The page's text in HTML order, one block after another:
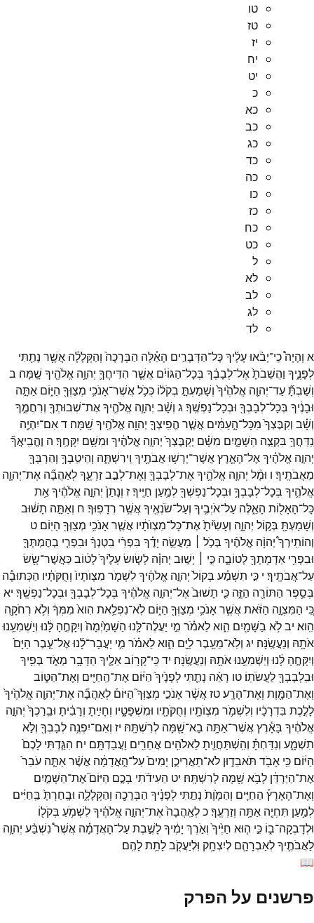
טו
טז
יז
יח
יט
כ
כא
כב
כג
כד
כה
כו
כז
כח
כט
ל
לא
לב
לג
לד
א וְהָיָה֩כִֽי־יָבֹ֨אוּעָלֶ֜יךָכָּל־הַדְּבָרִ֣ים הָאֵ֗לֶּה הַבְּרָכָה֙ וְהַקְּלָלָ֔ה אֲשֶׁ֥ר נָתַ֖תִּי
לְפָנֶ֑יךָ וַהֲשֵׁבֹתָ֙אֶל־לְבָבֶ֔ךָ בְּכָל־הַגּוֹיִ֔ם אֲשֶׁ֧ר הִדִּיחֲךָ֛ יְהוָ֥ה אֱלֹהֶ֖יךָ שָֽׁמָּה׃ ב
וְשַׁבְתָּ֞עַד־יְהוָ֤ה אֱלֹהֶ֙יךָ֙ וְשָׁמַעְתָּ֣ בְקֹל֔וֹ כְּכֹ֛לאֲשֶׁר־אָנֹכִ֥י מְצַוְּךָ֖ הַיּ֑וֹם אַתָּ֣ה
וּבָנֶ֔יךָ בְּכָל־לְבָבְךָ֖ וּבְכָל־נַפְשֶֽׁךָ׃ג וְשָׁ֨ב יְהוָ֧ה אֱלֹהֶ֛יךָאֶת־שְׁבוּתְךָ֖ וְרִחֲמֶ֑ךָ
וְשָׁ֗ב וְקִבֶּצְךָ֙ מִכָּל־הָ֣עַמִּ֔ים אֲשֶׁ֧ר הֱפִֽיצְךָ֛ יְהוָ֥ה אֱלֹהֶ֖יךָ שָֽׁמָּה׃ דאִם־יִהְיֶ֥ה
נִֽדַּחֲךָ֖ בִּקְצֵ֣ה הַשָּׁמָ֑יִם מִשָּׁ֗ם יְקַבֶּצְךָ֙ יְהוָ֣ה אֱלֹהֶ֔יךָ וּמִשָּׁ֖ם יִקָּחֶֽךָ׃ ה וֶהֱבִֽיאֲךָ֞
יְהוָ֣ה אֱלֹהֶ֗יךָאֶל־הָאָ֛רֶץאֲשֶׁר־יָרְשׁ֥וּאֲבֹתֶ֖יךָ וִֽירִשְׁתָּ֑הּ וְהֵיטִֽבְךָ֥ וְהִרְבְּךָ֖
מֵאֲבֹתֶֽיךָ׃ ו וּמָ֨ל יְהוָ֧ה אֱלֹהֶ֛יךָאֶת־לְבָבְךָ֖ וְאֶת־לְבַ֣בזַרְעֶ֑ךָלְאַהֲבָ֞ה אֶת־יְהוָ֧ה
אֱלֹהֶ֛יךָ בְּכָל־לְבָבְךָ֥ וּבְכָל־נַפְשְׁךָ֖לְמַ֥עַן חַיֶּֽיךָ׃ז וְנָתַן֙ יְהוָ֣ה אֱלֹהֶ֔יךָאֵ֥ת
כָּל־הָאָל֖וֹת הָאֵ֑לֶּה עַל־אֹיְבֶ֥יךָ וְעַל־שֹׂנְאֶ֖יךָאֲשֶׁ֥ר רְדָפֽוּךָ׃ ח וְאַתָּ֣ה תָשׁ֔וּב
וְשָׁמַעְתָּ֖ בְּק֣וֹל יְהוָ֑ה וְעָשִׂ֙יתָ֙אֶת־כָּל־מִצְוֺתָ֔יו אֲשֶׁ֛ראָנֹכִ֥י מְצַוְּךָ֖ הַיּֽוֹם׃ ט
וְהוֹתִֽירְךָ֩ יְהוָ֨ה אֱלֹהֶ֜יךָ בְּכֹ֣ל ׀ מַעֲשֵׂ֣ה יָדֶ֗ךָ בִּפְרִ֨י בִטְנְךָ֜ וּבִפְרִ֧י בְהֶמְתְּךָ֛
וּבִפְרִ֥י אַדְמָתְךָ֖לְטוֹבָ֑ה כִּ֣י ׀ יָשׁ֣וּב יְהוָ֗ה לָשׂ֤וּשׂעָלֶ֙יךָ֙לְט֔וֹבכַּאֲשֶׁר־שָׂ֖שׂ
עַל־אֲבֹתֶֽיךָ׃ י כִּ֣י תִשְׁמַ֗ע בְּקוֹל֙ יְהוָ֣ה אֱלֹהֶ֔יךָלִשְׁמֹ֤ר מִצְוֺתָיו֙ וְחֻקֹּתָ֔יו הַכְּתוּבָ֕ה
בְּסֵ֥פֶר הַתּוֹרָ֖ה הַזֶּ֑ה כִּ֤י תָשׁוּב֙אֶל־יְהוָ֣ה אֱלֹהֶ֔יךָ בְּכָל־לְבָבְךָ֖ וּבְכָל־נַפְשֶֽׁךָ׃ יא
כִּ֚י הַמִּצְוָ֣ה הַזֹּ֔אתאֲשֶׁ֛ראָנֹכִ֥י מְצַוְּךָ֖ הַיּ֑וֹם לֹֽא־נִפְלֵ֥את הִוא֙ מִמְּךָ֔ וְלֹ֥א רְחֹקָ֖ה
הִֽוא׃ יבלֹ֥א בַשָּׁמַ֖יִם הִ֑ואלֵאמֹ֗ר מִ֣י יַעֲלֶה־לָּ֤נוּ הַשָּׁמַ֙יְמָה֙ וְיִקָּחֶ֣הָ לָּ֔נוּ וְיַשְׁמִעֵ֥נוּ
אֹתָ֖הּ וְנַעֲשֶֽׂנָּה׃ יג וְלֹֽא־מֵעֵ֥בֶרלַיָּ֖ם הִ֑ואלֵאמֹ֗ר מִ֣י יַעֲבָר־לָ֜נוּאֶל־עֵ֤בֶר הַיָּם֙
וְיִקָּחֶ֣הָ לָּ֔נוּ וְיַשְׁמִעֵ֥נוּאֹתָ֖הּ וְנַעֲשֶֽׂנָּה׃ ידכִּֽי־קָר֥וֹבאֵלֶ֛יךָ הַדָּבָ֖ר מְאֹ֑ד בְּפִ֥יךָ
וּבִֽלְבָבְךָ֖לַעֲשֹׂתֽוֹ׃ טו רְאֵ֨ה נָתַ֤תִּי לְפָנֶ֙יךָ֙ הַיּ֔וֹם אֶת־הַֽחַיִּ֖ים וְאֶת־הַטּ֑וֹב
וְאֶת־הַמָּ֖וֶת וְאֶת־הָרָֽע׃טזאֲשֶׁ֨ראָנֹכִ֣י מְצַוְּךָ֮ הַיּוֹם֒ לְאַהֲבָ֞ה אֶת־יְהוָ֤ה אֱלֹהֶ֙יךָ֙
לָלֶ֣כֶת בִּדְרָכָ֔יו וְלִשְׁמֹ֛ר מִצְוֺתָ֥יו וְחֻקֹּתָ֖יו וּמִשְׁפָּטָ֑יו וְחָיִ֣יתָ וְרָבִ֔יתָ וּבֵֽרַכְךָ֙ יְהוָ֣ה
אֱלֹהֶ֔יךָ בָּאָ֕רֶץאֲשֶׁר־אַתָּ֥ה בָא־שָׁ֖מָּה לְרִשְׁתָּֽהּ׃ יז וְאִם־יִפְנֶ֥ה לְבָבְךָ֖ וְלֹ֣א
תִשְׁמָ֑ע וְנִדַּחְתָּ֗ וְהִֽשְׁתַּחֲוִ֛יתָלֵאלֹהִ֥ים אֲחֵרִ֖ים וַעֲבַדְתָּֽם׃ יח הִגַּ֤דְתִּי לָכֶם֙
הַיּ֔וֹם כִּ֥י אָבֹ֖ד תֹּאבֵד֑וּן לֹא־תַאֲרִיכֻ֤ן יָמִים֙עַל־הָ֣אֲדָמָ֔ה אֲשֶׁ֨ראַתָּ֤ה עֹבֵר֙
אֶת־הַיַּרְדֵּ֔ן לָבֹ֥א שָׁ֖מָּה לְרִשְׁתָּֽהּ׃ יט הַעִידֹ֨תִי בָכֶ֣ם הַיּוֹם֮אֶת־הַשָּׁמַ֣יִם
וְאֶת־הָאָרֶץ֒ הַחַיִּ֤ים וְהַמָּ֙וֶת֙ נָתַ֣תִּי לְפָנֶ֔יךָ הַבְּרָכָ֖ה וְהַקְּלָלָ֑ה וּבָֽחַרְתָּ֙ בַּֽחַיִּ֔ים
לְמַ֥עַן תִּחְיֶ֖ה אַתָּ֥ה וְזַרְעֶֽךָ׃כלְאַֽהֲבָה֙אֶת־יְהוָ֣ה אֱלֹהֶ֔יךָלִשְׁמֹ֥עַ בְּקֹל֖וֹ
וּלְדָבְקָה־ב֑וֹ כִּ֣י ה֤וּא חַיֶּ֙יךָ֙ וְאֹ֣רֶךְ יָמֶ֔יךָלָשֶׁ֣בֶתעַל־הָאֲדָמָ֗ה אֲשֶׁר֩ נִשְׁבַּ֨ע יְהוָ֧ה
לַאֲבֹתֶ֛יךָלְאַבְרָהָ֛ם לְיִצְחָ֥ק וּֽלְיַעֲקֹ֖בלָתֵ֥תלָהֶֽם׃
📖
פרשנים על הפרק